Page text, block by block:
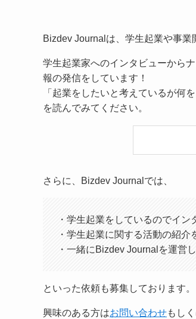
Bizdev Journalは、学生起業や事業
学生起業家へのインタビューから
報の発信をしています！
「起業をしたいと考えているが何
を読んでみてください。
さらに、Bizdev Journalでは、
・学生起業をしているのでイン
・学生起業に関する活動の紹介
・一緒にBizdev Journalを運営
といった依頼も募集しております。
興味のある方はお問い合わせもし